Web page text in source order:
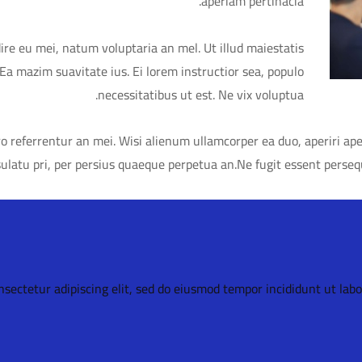
eu mei, natum voluptaria an mel. Ut illud maiestatis
mazim suavitate ius. Ei lorem instructior sea, populo
necessitatibus ut est. Ne vix voluptua.
referrentur an mei. Wisi alienum ullamcorper ea duo, aperiri
pri, per persius quaeque perpetua an.Ne fugit essent
adipiscing elit, sed do eiusmod tempor incididunt ut